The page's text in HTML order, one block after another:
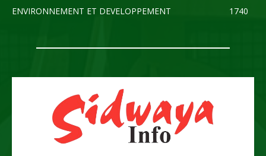
ENVIRONNEMENT ET DEVELOPPEMENT
1740